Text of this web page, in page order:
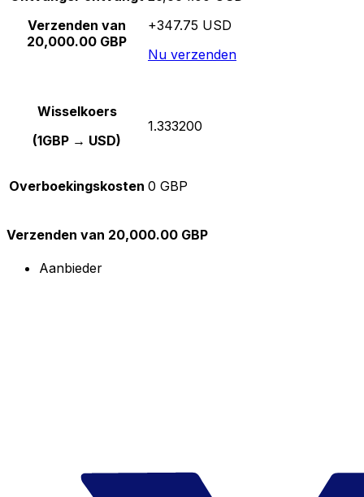
Verzenden van
20,000.00 GBP
+347.75 USD
Nu verzenden
Wisselkoers
(1GBP → USD)
1.333200
Overboekingskosten 0 GBP
Verzenden van 20,000.00 GBP
Aanbieder